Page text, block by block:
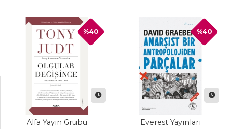
Alfa Yayın Grubu
%40
Everest Yayınları
%40